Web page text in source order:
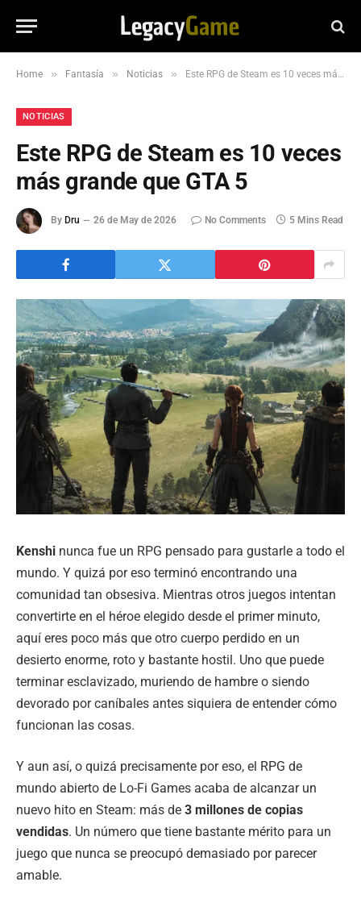
Home » Fantasía » Noticias » Este RPG de Steam es 10 veces más grande que GTA 5
NOTICIAS
Este RPG de Steam es 10 veces
más grande que GTA 5
By Dru 26 de May de 2026 No Comments 5 Mins Read
Kenshi nunca fue un RPG pensado para gustarle a todo el
mundo. Y quizá por eso terminó encontrando una
comunidad tan obsesiva. Mientras otros juegos intentan
convertirte en el héroe elegido desde el primer minuto,
aquí eres poco más que otro cuerpo perdido en un
desierto enorme, roto y bastante hostil. Uno que puede
terminar esclavizado, muriendo de hambre o siendo
devorado por caníbales antes siquiera de entender cómo
funcionan las cosas.
Y aun así, o quizá precisamente por eso, el RPG de
mundo abierto de Lo-Fi Games acaba de alcanzar un
nuevo hito en Steam: más de 3 millones de copias
vendidas. Un número que tiene bastante mérito para un
juego que nunca se preocupó demasiado por parecer
amable.